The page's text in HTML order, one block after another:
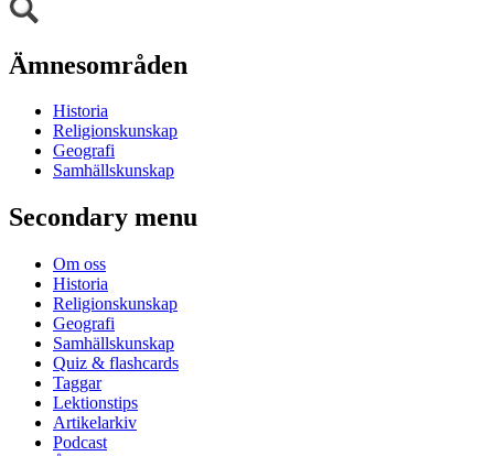
Ämnesområden
Historia
Religionskunskap
Geografi
Samhällskunskap
Secondary menu
Om oss
Historia
Religionskunskap
Geografi
Samhällskunskap
Quiz & flashcards
Taggar
Lektionstips
Artikelarkiv
Podcast